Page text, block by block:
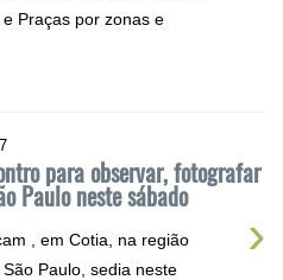
Praças por zonas e
para observar, fotografar
Paulo neste sábado
›
, em Cotia, na região
Paulo, sedia neste